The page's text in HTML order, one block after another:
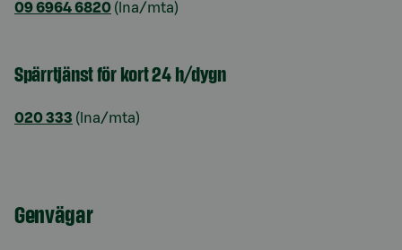
09 6964 6820 (lna/mta)
Spärrtjänst för kort 24 h/dygn
020 333 (lna/mta)
Genvägar